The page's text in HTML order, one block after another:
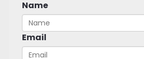
Name
Email